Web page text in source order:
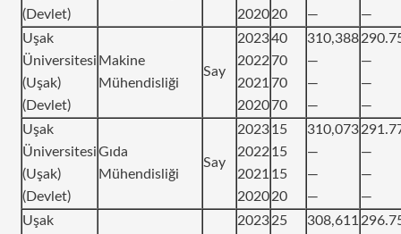
(Devlet)
2020 20
—
—
Uşak
Üniversitesi
(Uşak)
(Devlet)
Makine
Mühendisliği
Say
2023
2022
2021
2020
40
70
70
70
310,388
—
—
—
—
—
—
Uşak
Üniversitesi
(Uşak)
(Devlet)
Gıda
Mühendisliği
Say
2023
2022
2021
2020
15
15
15
20
310,073
—
—
—
—
—
—
Uşak
2023 25
308,611